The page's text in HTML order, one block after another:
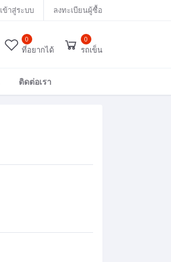
เข้าสู่ระบบ ลงทะเบียนผู้ซื้อ
0
ที่อยากได้
0
รถเข็น
ติดต่อเรา